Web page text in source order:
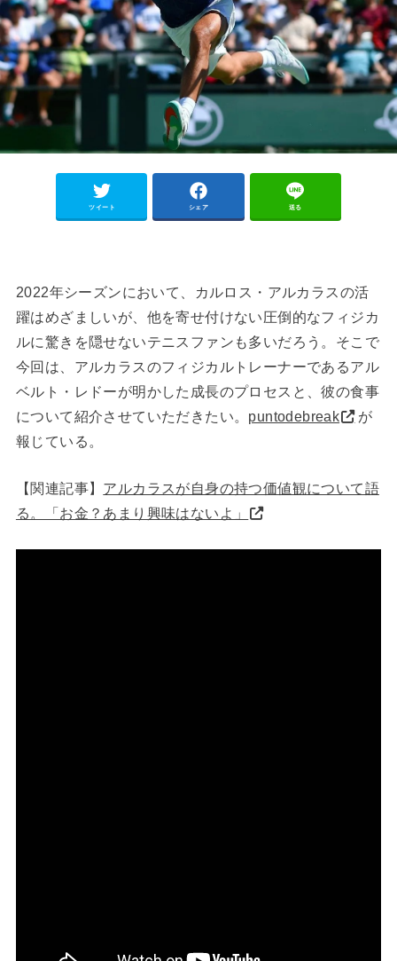
ツイート シェア 送る
2022年シーズンにおいて、カルロス・アルカラスの活
躍はめざましいが、他を寄せ付けない圧倒的なフィジカ
ルに驚きを隠せないテニスファンも多いだろう。そこで
今回は、アルカラスのフィジカルトレーナーであるアル
ベルト・レドーが明かした成長のプロセスと、彼の食事
について紹介させていただきたい。 puntodebreak
が
報じている。
【関連記事】 アルカラスが自身の持つ価値観について語
る。「お金？あまり興味はないよ」